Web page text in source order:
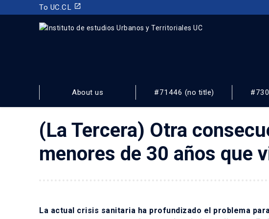
To UC.CL launch
Y TERRITORIALES
FACULTAD DE ARQUITECTURA, DISEÑO Y ESTUDIOS URBANOS
About us #71446 (no title)
(La Tercera) Otra
menores de 30 años que
La actual crisis sanitaria ha profundizado el problema